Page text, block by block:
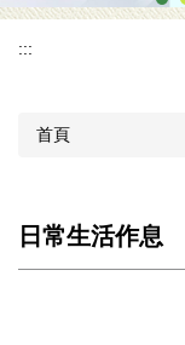
:::
首頁
日常生活作息